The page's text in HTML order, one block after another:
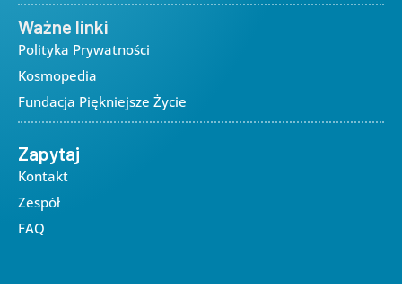
Ważne linki
Polityka Prywatności
Kosmopedia
Fundacja Piękniejsze Życie
Zapytaj
Kontakt
Zespół
FAQ